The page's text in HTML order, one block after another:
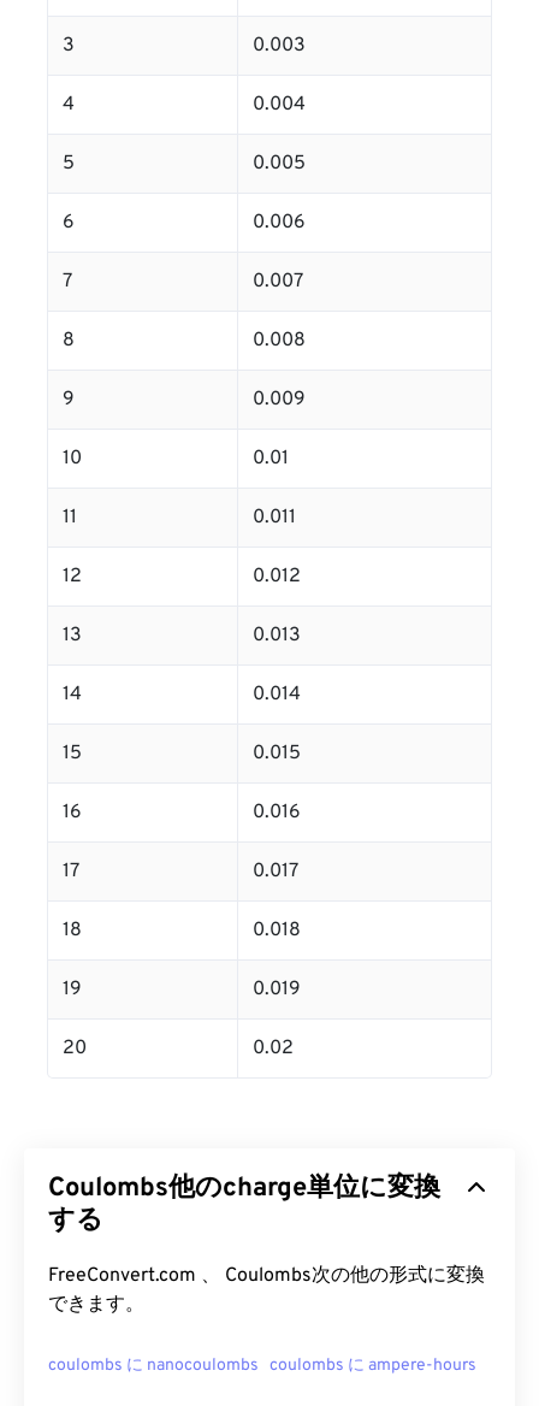
3 0.003
4 0.004
5 0.005
6 0.006
7 0.007
8 0.008
9 0.009
10 0.01
11 0.011
12 0.012
13 0.013
14 0.014
15 0.015
16 0.016
17 0.017
18 0.018
19 0.019
20 0.02
Coulombs他のcharge単位に変換
する
FreeConvert.com 、 Coulombs次の他の形式に変換
できます。
coulombs に nanocoulombs coulombs に ampere-hours